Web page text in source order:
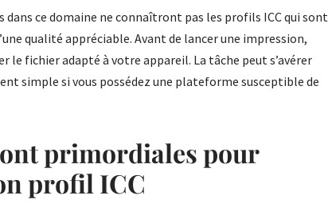
dans ce domaine ne connaîtront pas les profils ICC qui sont
qualité appréciable. Avant de lancer une impression,
le fichier adapté à votre appareil. La tâche peut s’avérer
simple si vous possédez une plateforme susceptible de
primordiales pour
profil ICC